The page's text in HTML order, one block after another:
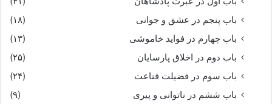
باب پنجم در عشق و جوانى
(۱۸)
باب چهارم در فواید خاموشى
(۱۳)
باب دوم در اخلاق پارسایان
(۲۵)
باب سوم در فضیلت قناعت
(۲۴)
باب ششم در ناتوانى و پیرى
(۹)